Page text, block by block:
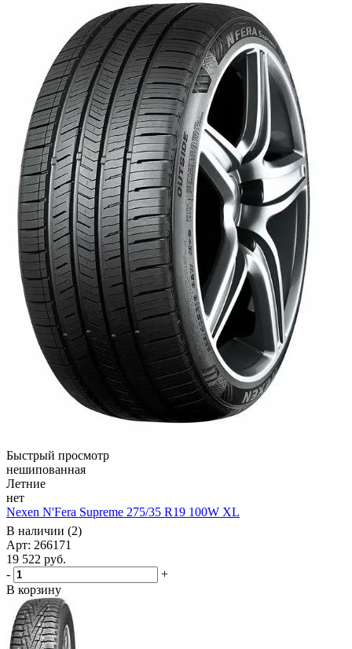
Быстрый просмотр
нешипованная
Летние
нет
Nexen N'Fera Supreme 275/35 R19 100W XL
В наличии (2)
Арт: 266171
19 522 руб.
-
+
В корзину